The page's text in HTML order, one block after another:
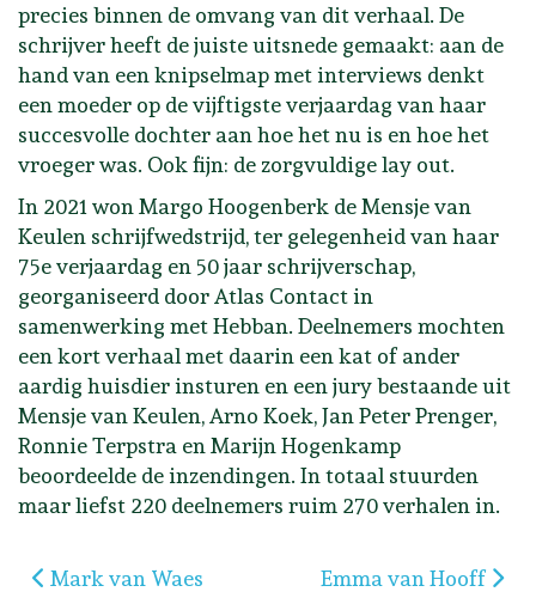
precies binnen de omvang van dit verhaal. De
schrijver heeft de juiste uitsnede gemaakt: aan de
hand van een knipselmap met interviews denkt
een moeder op de vijftigste verjaardag van haar
succesvolle dochter aan hoe het nu is en hoe het
vroeger was. Ook fijn: de zorgvuldige lay out.
In 2021 won Margo Hoogenberk de Mensje van
Keulen schrijfwedstrijd, ter gelegenheid van haar
75e verjaardag en 50 jaar schrijverschap,
georganiseerd door Atlas Contact in
samenwerking met Hebban. Deelnemers mochten
een kort verhaal met daarin een kat of ander
aardig huisdier insturen en een jury bestaande uit
Mensje van Keulen, Arno Koek, Jan Peter Prenger,
Ronnie Terpstra en Marijn Hogenkamp
beoordeelde de inzendingen. In totaal stuurden
maar liefst 220 deelnemers ruim 270 verhalen in.
Vorig artikel: Mark van Waes
Mark van Waes Volgende artikel:
Emma van Hooff